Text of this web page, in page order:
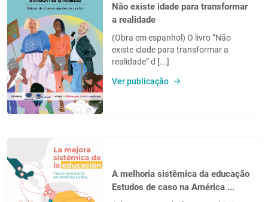
Não existe idade para transformar
a realidade
(Obra em espanhol) O livro “Não
existe idade para transformar a
realidade” d [...]
Ver publicação
A melhoria sistêmica da educação
Estudos de caso na América ...